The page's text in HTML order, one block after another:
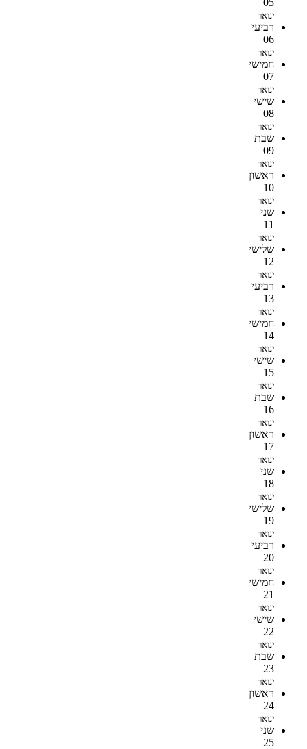
ינואר
רביעי
06
ינואר
חמישי
07
ינואר
שישי
08
ינואר
שבת
09
ינואר
ראשון
10
ינואר
שני
11
ינואר
שלישי
12
ינואר
רביעי
13
ינואר
חמישי
14
ינואר
שישי
15
ינואר
שבת
16
ינואר
ראשון
17
ינואר
שני
18
ינואר
שלישי
19
ינואר
רביעי
20
ינואר
חמישי
21
ינואר
שישי
22
ינואר
שבת
23
ינואר
ראשון
24
ינואר
שני
25